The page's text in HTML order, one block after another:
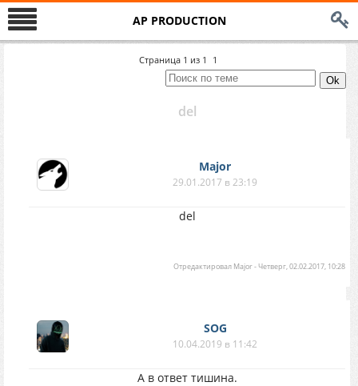
AP PRODUCTION
Страница 1 из 1 1
del
Major
29.01.2017 в 23:19
del
Отредактировал Major-Четверг, 02.02.2017, 10:28
SOG
10.04.2019 в 11:42
А в ответ тишина.